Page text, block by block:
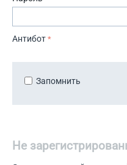
Антибот
Запомнить
Не